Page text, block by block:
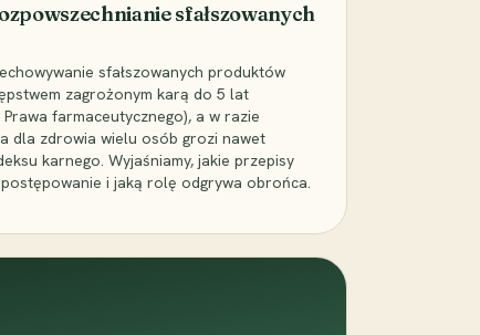
sfałszowanych
sfałszowanych produktów
zagrożonym karą do 5 lat
farmaceutycznego), a w razie
dla zdrowia wielu osób grozi nawet
karnego. Wyjaśniamy, jakie przepisy
i jaką rolę odgrywa obrońca.